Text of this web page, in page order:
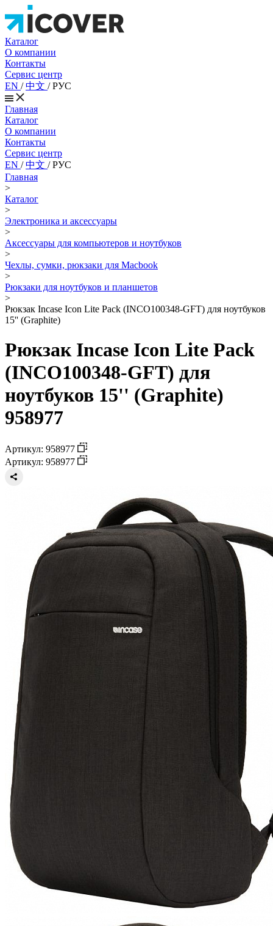
Каталог
О компании
Контакты
Сервис центр
EN /中文 /РУС
Главная
Каталог
О компании
Контакты
Сервис центр
EN /中文 /РУС
Главная
>
Каталог
>
Электроника и аксессуары
>
Аксессуары для компьютеров и ноутбуков
>
Чехлы, сумки, рюкзаки для Macbook
>
Рюкзаки для ноутбуков и планшетов
>
Рюкзак Incase Icon Lite Pack (INCO100348-GFT) для ноутбуков
15'' (Graphite)
Рюкзак Incase Icon Lite Pack
(INCO100348-GFT) для
ноутбуков 15'' (Graphite)
958977
Артикул: 958977
Артикул: 958977